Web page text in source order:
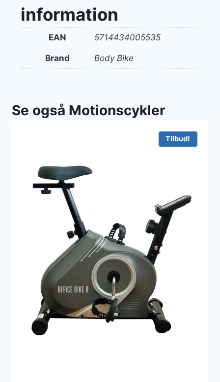
information
EAN 5714434005535
Brand Body Bike
Se også Motionscykler
Tilbud!